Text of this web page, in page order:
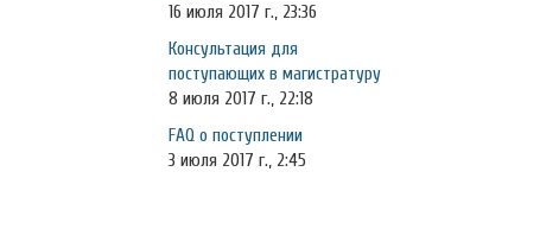
16 июля 2017 г., 23:36
Консультация для
поступающих в магистратуру
8 июля 2017 г., 22:18
FAQ о поступлении
3 июля 2017 г., 2:45